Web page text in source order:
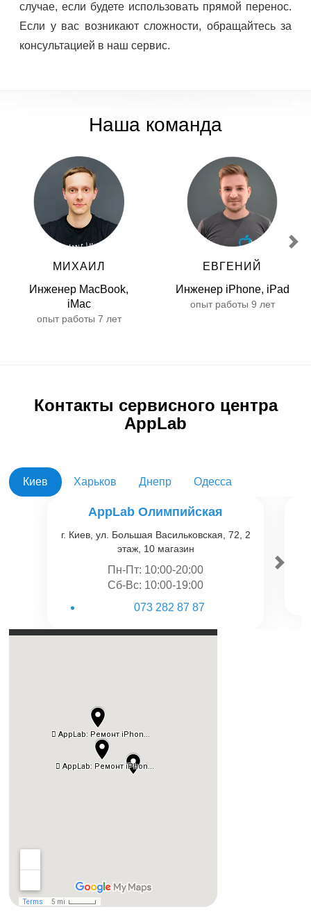
случае, если будете использовать прямой перенос.
Если у вас возникают сложности, обращайтесь за
консультацией в наш сервис.
Наша команда
МИХАИЛ
Инженер MacBook,
iMac
опыт работы 7 лет
ЕВГЕНИЙ
Инженер iPhone, iPad
опыт работы 9 лет
Контакты сервисного центра
AppLab
Киев Харьков Днепр Одесса
AppLab Олимпийская
г. Киев, ул. Большая Васильковская, 72, 2
этаж, 10 магазин
Пн-Пт: 10:00-20:00
Сб-Вс: 10:00-19:00
073 282 87 87